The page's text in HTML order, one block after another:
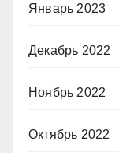
Январь 2023
Декабрь 2022
Ноябрь 2022
Октябрь 2022